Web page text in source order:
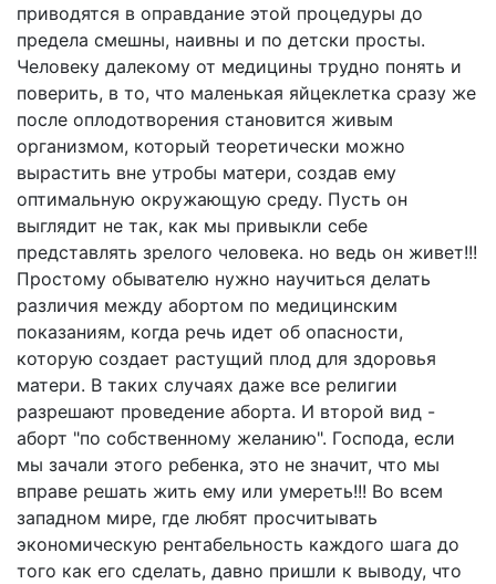
приводятся в оправдание этой процедуры до
предела смешны, наивны и по детски просты.
Человеку далекому от медицины трудно понять и
поверить, в то, что маленькая яйцеклетка сразу же
после оплодотворения становится живым
организмом, который теоретически можно
вырастить вне утробы матери, создав ему
оптимальную окружающую среду. Пусть он
выглядит не так, как мы привыкли себе
представлять зрелого человека. но ведь он живет!!!
Простому обывателю нужно научиться делать
различия между абортом по медицинским
показаниям, когда речь идет об опасности,
которую создает растущий плод для здоровья
матери. В таких случаях даже все религии
разрешают проведение аборта. И второй вид -
аборт "по собственному желанию". Господа, если
мы зачали этого ребенка, это не значит, что мы
вправе решать жить ему или умереть!!! Во всем
западном мире, где любят просчитывать
экономическую рентабельность каждого шага до
того как его сделать, давно пришли к выводу, что